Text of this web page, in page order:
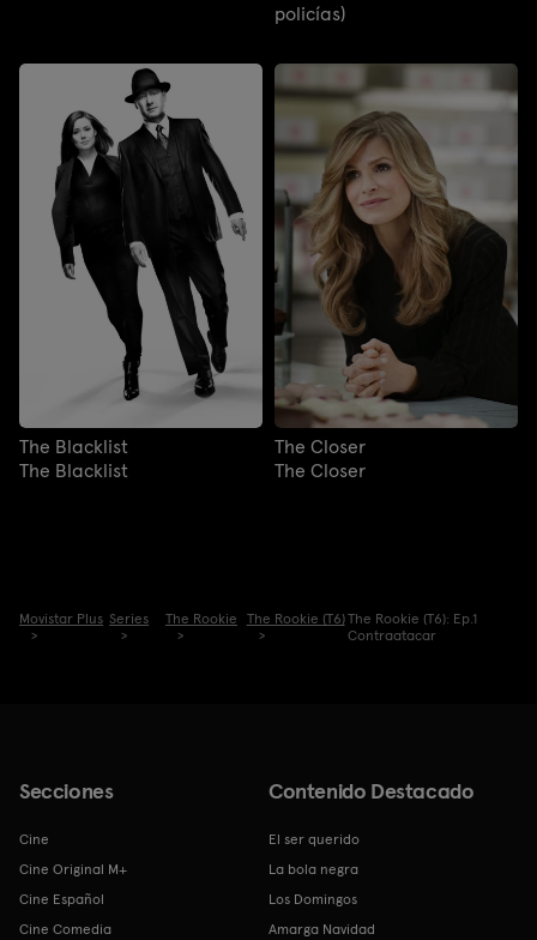
policías)
The Blacklist
The Blacklist
The Closer
The Closer
Movistar Plus Series The Rookie The Rookie (T6)The Rookie (T6): Ep.1
Contraatacar
Secciones
Cine
Cine Original M+
Cine Español
Cine Comedia
Contenido Destacado
El ser querido
La bola negra
Los Domingos
Amarga Navidad